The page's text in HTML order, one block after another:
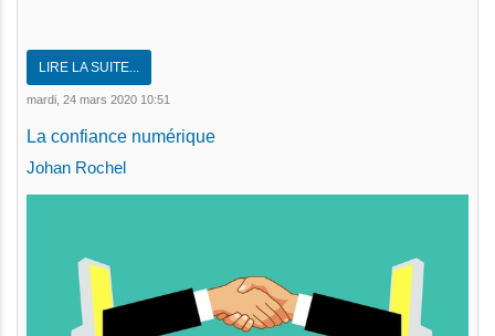
LIRE LA SUITE...
mardi, 24 mars 2020 10:51
La confiance numérique
Johan Rochel